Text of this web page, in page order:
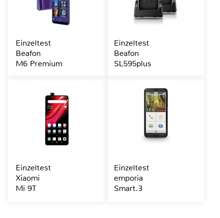
Einzeltest
Beafon
M6 Premium
Einzeltest
Beafon
SL595plus
Einzeltest
Xiaomi
Mi 9T
Einzeltest
emporia
Smart.3